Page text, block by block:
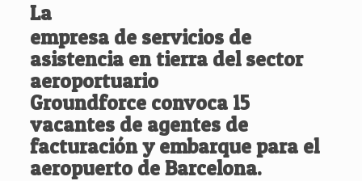
La
empresa de servicios de
asistencia en tierra del sector
aeroportuario
Groundforceconvoca 15
vacantes de agentes de
facturación y embarque para el
aeropuerto de Barcelona.